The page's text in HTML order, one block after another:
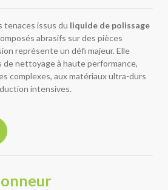
tenaces issus du liquide de polissage
abrasifs sur des pièces
représente un défi majeur. Elle
nettoyage à haute performance,
complexes, aux matériaux ultra-durs
intensives.